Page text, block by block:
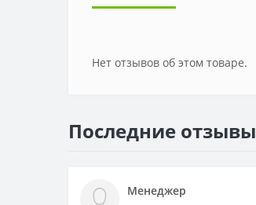
Нет отзывов об этом товаре.
Последние отзывы
Менеджер